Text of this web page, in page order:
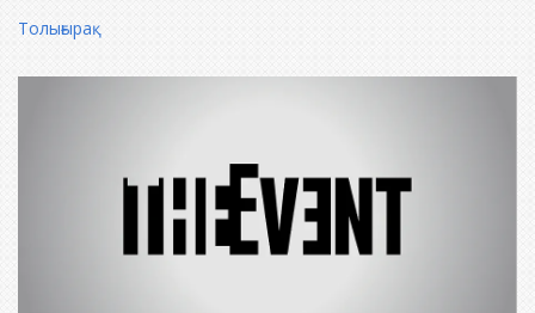
Толығырақ